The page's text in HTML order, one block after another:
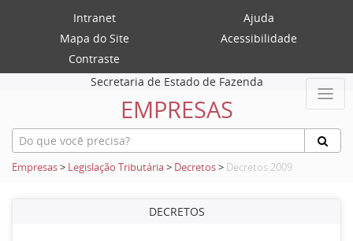
Intranet
Ajuda
Mapa do Site
Acessibilidade
Contraste
Secretaria de Estado de Fazenda
EMPRESAS
Empresas> Legislação Tributária> Decretos> Decretos 2009
DECRETOS